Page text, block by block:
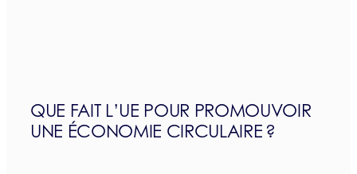
QUE FAIT L’UE POUR PROMOUVOIR
UNE ÉCONOMIE CIRCULAIRE ?